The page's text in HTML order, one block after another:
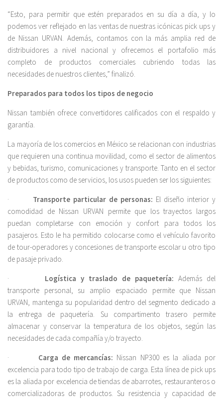
“Esto, para permitir que estén preparados en su día a día, y lo
podemos ver reflejado en las ventas de nuestras icónicas pick ups y
de Nissan URVAN. Además, contamos con la más amplia red de
distribuidores a nivel nacional y ofrecemos el portafolio más
completo de productos comerciales cubriendo todas las
necesidades de nuestros clientes,” finalizó.
Preparados para todos los tipos de negocio
Nissan también ofrece convertidores calificados con el respaldo y
garantía.
La mayoría de los comercios en México se relacionan con industrias
que requieren una continua movilidad, como el sector de alimentos
y bebidas, turismo, comunicaciones y transporte. Tanto en el sector
de productos como de servicios, los usos pueden ser los siguientes:
· Transporte particular de personas: El diseño interior y
comodidad de Nissan URVAN permite que los trayectos largos
puedan completarse con emoción y confort para todos los
pasajeros. Esto le ha permitido colocarse como el vehículo favorito
de tour-operadores y concesiones de transporte escolar u otro tipo
de pasaje privado.
· Logística y traslado de paquetería: Además del
transporte personal, su amplio espaciado permite que Nissan
URVAN, mantenga su popularidad dentro del segmento dedicado a
la entrega de paquetería. Su compartimento trasero permite
almacenar y conservar la temperatura de los objetos, según las
necesidades de cada compañía y/o trayecto.
· Carga de mercancías: Nissan NP300 es la aliada por
excelencia para todo tipo de trabajo de carga. Esta línea de pick ups
es la aliada por excelencia de tiendas de abarrotes, restauranteros o
comercializadoras de productos. Su resistencia y capacidad de